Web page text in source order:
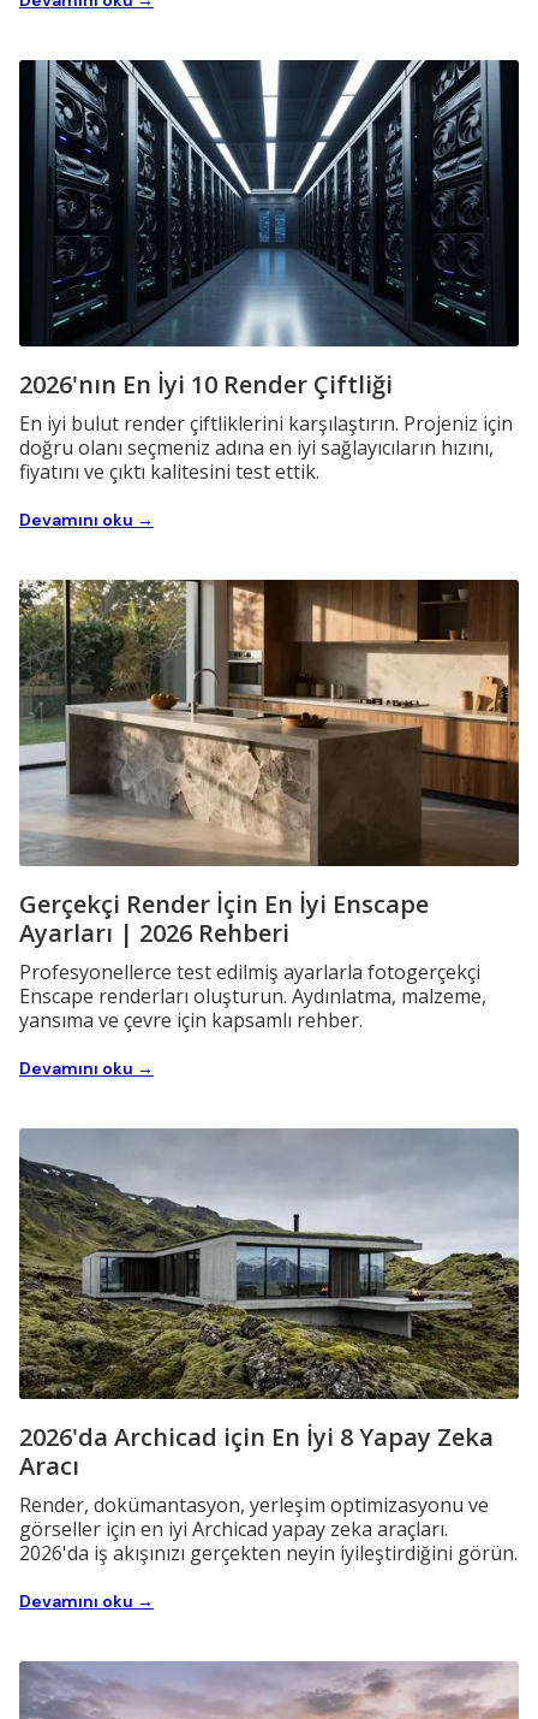
2026'nın En İyi 10 Render Çiftliği
En iyi bulut render çiftliklerini karşılaştırın. Projeniz için
doğru olanı seçmeniz adına en iyi sağlayıcıların hızını,
fiyatını ve çıktı kalitesini test ettik.
Devamını oku →
Gerçekçi Render İçin En İyi Enscape
Ayarları | 2026 Rehberi
Profesyonellerce test edilmiş ayarlarla fotogerçekçi
Enscape renderları oluşturun. Aydınlatma, malzeme,
yansıma ve çevre için kapsamlı rehber.
Devamını oku →
2026'da Archicad için En İyi 8 Yapay Zeka
Aracı
Render, dokümantasyon, yerleşim optimizasyonu ve
görseller için en iyi Archicad yapay zeka araçları.
2026'da iş akışınızı gerçekten neyin iyileştirdiğini görün.
Devamını oku →